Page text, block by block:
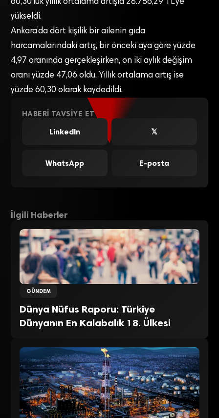
60,30’luk yıllık ortalama artışla 28.756,29 TL’ye
yükseldi.
Ankara’da dört kişilik bir ailenin gıda
harcamalarındaki artış, bir önceki aya göre yüzde
4,97 oranında gerçekleşirken, on iki aylık değişim
oranı yüzde 47,06 oldu. Yıllık ortalama artış ise
yüzde 60,30 olarak kaydedildi.
HABERI TAVSIYE ET
LinkedIn
𝕏
WhatsApp E-posta
İlgili Haberler
GÜNDEM
Dünya Nüfus Raporu: Türkiye
Dünyanın En Kalabalık 18. Ülkesi